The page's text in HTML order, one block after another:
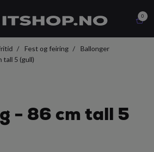
0
Fest og feiring
Ballonger
tall 5 (gull)
- 86 cm tall 5